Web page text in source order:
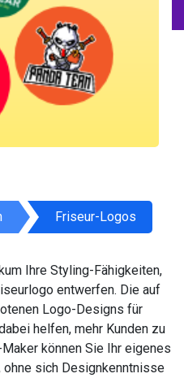
Friseur-Logos
Ihre Styling-Fähigkeiten,
entwerfen. Die auf
Logo-Designs für
helfen, mehr Kunden zu
können Sie Ihr eigenes
sich Designkenntnisse